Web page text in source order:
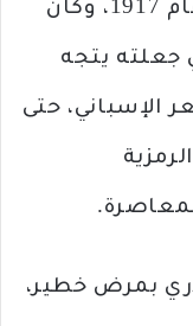
ثم التقى بـ داماسو ألونسو في عام 1917، وكان
جعلته يتجه
الإسباني، حتى
بمرض خطير،